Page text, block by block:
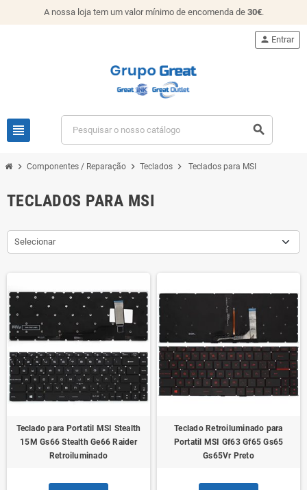
A nossa loja tem um valor mínimo de encomenda de 30€.
view_headline search
person Entrar
chevron_right Componentes / Reparação chevron_right Teclados chevron_right Teclados para MSI
TECLADOS PARA MSI
Selecionar
Teclado para Portatil MSI Stealth
15M Gs66 Stealth Ge66 Raider
Retroiluminado
Teclado Retroiluminado para
Portatil MSI Gf63 Gf65 Gs65
Gs65Vr Preto